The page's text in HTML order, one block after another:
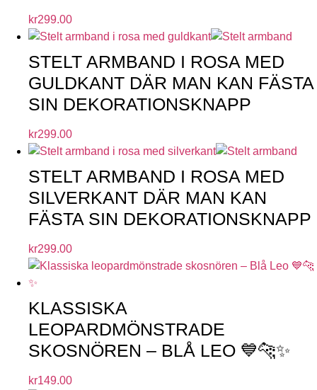
kr299.00
STELT ARMBAND I ROSA MED
GULDKANT DÄR MAN KAN FÄSTA
SIN DEKORATIONSKNAPP
kr299.00
STELT ARMBAND I ROSA MED
SILVERKANT DÄR MAN KAN
FÄSTA SIN DEKORATIONSKNAPP
kr299.00
KLASSISKA
LEOPARDMÖNSTRADE
SKOSNÖREN – BLÅ LEO 💙🐆✨
kr149.00